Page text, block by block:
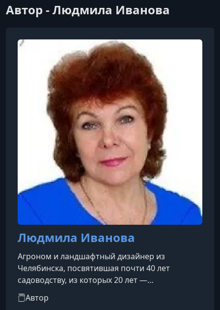
Автор - Людмила Иванова
Людмила Иванова
Агроном и ландшафтный дизайнер из
Челябинска, посвятившая почти 40 лет
садоводству, из которых 20 лет —
профессиональной деятельности в
агрономии. Она является автором методики
Автор